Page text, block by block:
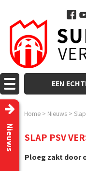
EEN
Home > Nieuws >
Nieuws SLAP PSV
Ploeg zakt door